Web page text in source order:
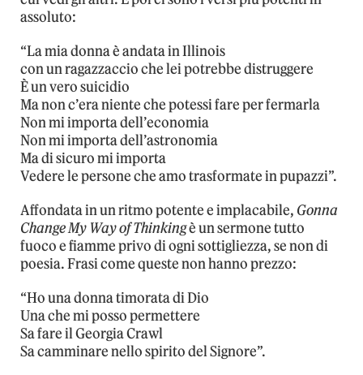
assoluto:
“La mia donna è andata in Illinois
con un ragazzaccio che lei potrebbe distruggere
È un vero suicidio
Ma non c’era niente che potessi fare per fermarla
Non mi importa dell’economia
Non mi importa dell’astronomia
Ma di sicuro mi importa
Vedere le persone che amo trasformate in pupazzi”.
Affondata in un ritmo potente e implacabile, Gonna
Change My Way of Thinkingè un sermone tutto
fuoco e fiamme privo di ogni sottigliezza, se non di
poesia. Frasi come queste non hanno prezzo:
“Ho una donna timorata di Dio
Una che mi posso permettere
Sa fare il Georgia Crawl
Sa camminare nello spirito del Signore”.